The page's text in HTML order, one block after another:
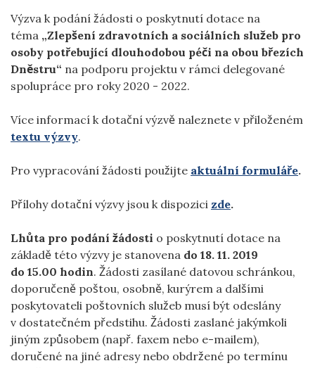
Výzva k podání žádosti o poskytnutí dotace na
téma „Zlepšení zdravotních a sociálních služeb pro
osoby potřebující dlouhodobou péči na obou březích
Dněstru“ na podporu projektu v rámci delegované
spolupráce pro roky 2020 - 2022.
Více informací k dotační výzvě naleznete v přiloženém
textu výzvy.
Pro vypracování žádosti použijte aktuální formuláře.
Přílohy dotační výzvy jsou k dispozici zde.
Lhůta pro podání žádosti o poskytnutí dotace na
základě této výzvy je stanovena do 18. 11. 2019
do 15.00 hodin. Žádosti zasílané datovou schránkou,
doporučeně poštou, osobně, kurýrem a dalšími
poskytovateli poštovních služeb musí být odeslány
v dostatečném předstihu. Žádosti zaslané jakýmkoli
jiným způsobem (např. faxem nebo e-mailem),
doručené na jiné adresy nebo obdržené po termínu